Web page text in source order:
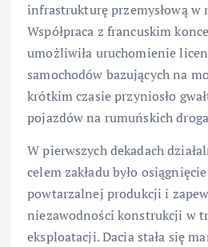
infrastrukturę przemysłową w
Współpraca z francuskim
umożliwiła uruchomienie
samochodów bazujących na
krótkim czasie przyniosło
pojazdów na rumuńskich
W pierwszych dekadach
celem zakładu było
powtarzalnej produkcji i
niezawodności konstrukcji w
eksploatacji. Dacia stała się